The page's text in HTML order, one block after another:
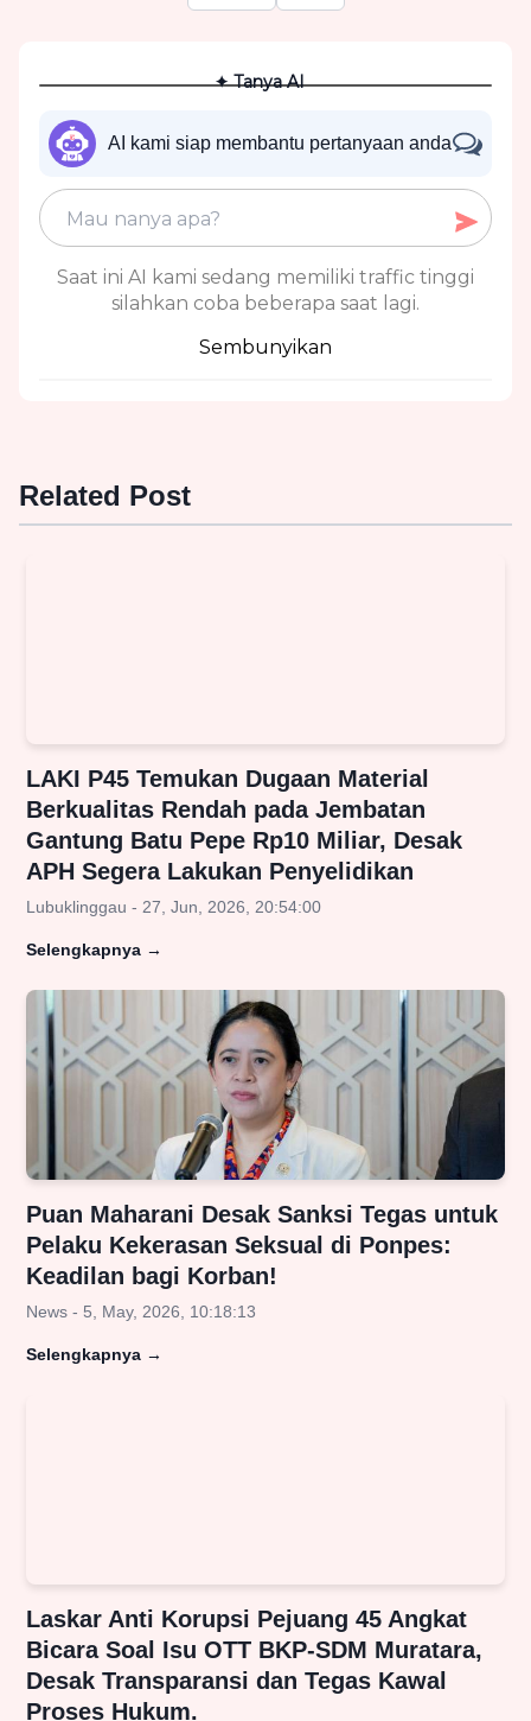
✦ Tanya AI
AI kami siap membantu pertanyaan anda
Saat ini AI kami sedang memiliki traffic tinggi
silahkan coba beberapa saat lagi.
Sembunyikan
Related Post
LAKI P45 Temukan Dugaan Material
Berkualitas Rendah pada Jembatan
Gantung Batu Pepe Rp10 Miliar, Desak
APH Segera Lakukan Penyelidikan
Lubuklinggau - 27, Jun, 2026, 20:54:00
Selengkapnya →
Puan Maharani Desak Sanksi Tegas untuk
Pelaku Kekerasan Seksual di Ponpes:
Keadilan bagi Korban!
News - 5, May, 2026, 10:18:13
Selengkapnya →
Laskar Anti Korupsi Pejuang 45 Angkat
Bicara Soal Isu OTT BKP-SDM Muratara,
Desak Transparansi dan Tegas Kawal
Proses Hukum.